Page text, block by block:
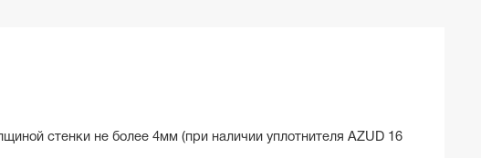
стенки не более 4мм (при наличии уплотнителя AZUD 16